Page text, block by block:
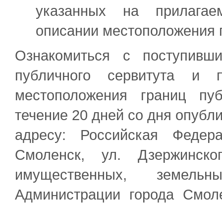
указанных на
описании местоположения
Ознакомиться с
публичного сервитута
местоположения границ
течение 20 дней со дня
адресу: Российская
Смоленск, ул.
имущественных,
Администрации города